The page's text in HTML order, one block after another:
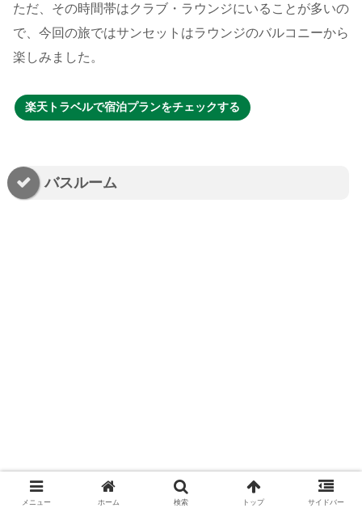
ただ、その時間帯はクラブ・ラウンジにいることが多いの
で、今回の旅ではサンセットはラウンジのバルコニーから
楽しみました。
楽天トラベルで宿泊プランをチェックする
バスルーム
メニュー ホーム 検索 トップ サイドバー